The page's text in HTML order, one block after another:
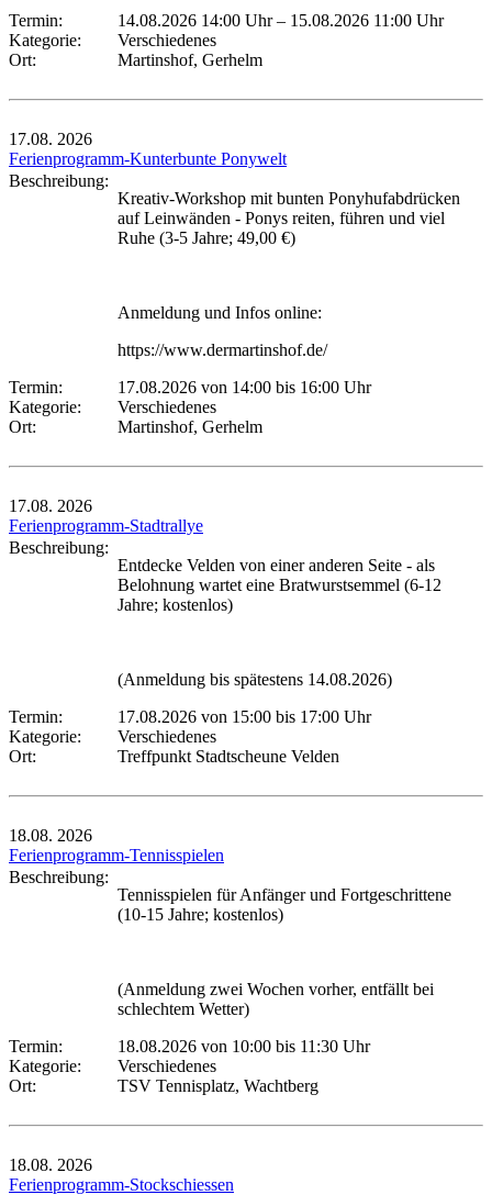
Termin: 14.08.2026 14:00 Uhr– 15.08.2026 11:00 Uhr
Kategorie:
Verschiedenes
Ort:
Martinshof, Gerhelm
17.08. 2026
Ferienprogramm-Kunterbunte Ponywelt
Beschreibung:
Kreativ-Workshop mit bunten Ponyhufabdrücken
auf Leinwänden - Ponys reiten, führen und viel
Ruhe (3-5 Jahre; 49,00 €)
Anmeldung und Infos online:
https://www.dermartinshof.de/
Termin:
17.08.2026 von 14:00 bis 16:00 Uhr
Kategorie:
Verschiedenes
Ort:
Martinshof, Gerhelm
17.08. 2026
Ferienprogramm-Stadtrallye
Beschreibung:
Entdecke Velden von einer anderen Seite - als
Belohnung wartet eine Bratwurstsemmel (6-12
Jahre; kostenlos)
(Anmeldung bis spätestens 14.08.2026)
Termin:
17.08.2026 von 15:00 bis 17:00 Uhr
Kategorie:
Verschiedenes
Ort:
Treffpunkt Stadtscheune Velden
18.08. 2026
Ferienprogramm-Tennisspielen
Beschreibung:
Tennisspielen für Anfänger und Fortgeschrittene
(10-15 Jahre; kostenlos)
(Anmeldung zwei Wochen vorher, entfällt bei
schlechtem Wetter)
Termin:
18.08.2026 von 10:00 bis 11:30 Uhr
Kategorie:
Verschiedenes
Ort:
TSV Tennisplatz, Wachtberg
18.08. 2026
Ferienprogramm-Stockschiessen